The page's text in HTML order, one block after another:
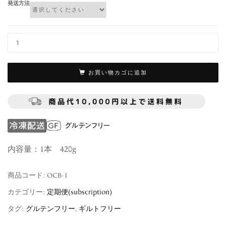
発送方法
お買い物カゴに追加
内容量：1本 420g
商品コード: OCB-1
カテゴリー: 定期便(subscription)
タグ: グルテンフリー, ギルトフリー